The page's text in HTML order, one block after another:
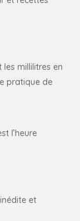
millilitres en
pratique de
l’heure
et